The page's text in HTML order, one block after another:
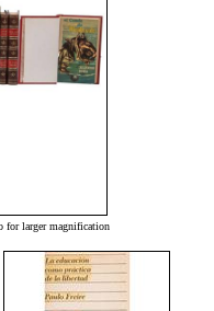
for larger magnification